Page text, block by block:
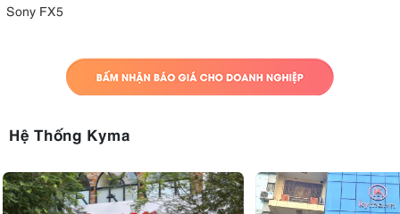
Sony FX5
Hệ Thống Kyma